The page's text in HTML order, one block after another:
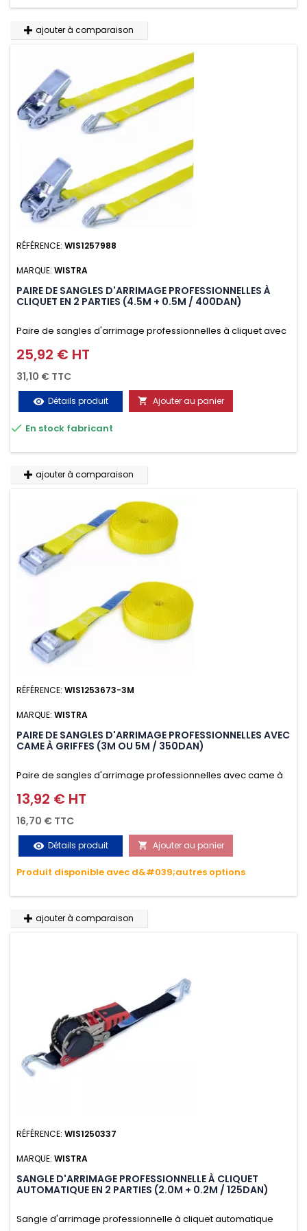
ajouter à comparaison
RÉFÉRENCE: WIS1257988
MARQUE: WISTRA
PAIRE DE SANGLES D'ARRIMAGE PROFESSIONNELLES À
CLIQUET EN 2 PARTIES (4.5M + 0.5M / 400DAN)
Paire de sangles d'arrimage professionnelles à cliquet avec
crochet en 2 parties (4.5M + 0.5M / 400daN), simple et rapide
d'utilisation. Permet d'arrimer et de sécuriser
vos chargements pendant le transport. Matière polyester
très résistante aux UV et aux variations de températures,
n'absorbe pas l'eau.
Prix
25,92 € HT
31,10 € TTC
visibility Détails produit  Ajouter au panier
 En stock fabricant
ajouter à comparaison
RÉFÉRENCE: WIS1253673-3M
MARQUE: WISTRA
PAIRE DE SANGLES D'ARRIMAGE PROFESSIONNELLES AVEC
CAME À GRIFFES (3M OU 5M / 350DAN)
Paire de sangles d'arrimage professionnelles avec came à
griffes (3M ou 5M / 350daN), simple et rapide d'utilisation.
Permet d'arrimer et de sécuriser vos chargements pendant
le transport. Matière polyester très résistante aux UV et aux
variations de températures, n'absorbe pas l'eau.
Prix
13,92 € HT
16,70 € TTC
visibility Détails produit  Ajouter au panier
Produit disponible avec d&#039;autres options
ajouter à comparaison
RÉFÉRENCE: WIS1250337
MARQUE: WISTRA
SANGLE D'ARRIMAGE PROFESSIONNELLE À CLIQUET
AUTOMATIQUE EN 2 PARTIES (2.0M + 0.2M / 125DAN)
Sangle d'arrimage professionnelle à cliquet automatique